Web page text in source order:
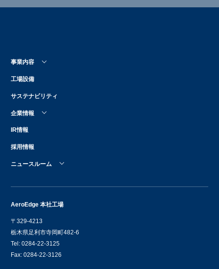
事業内容
工場設備
サステナビリティ
企業情報
IR情報
採用情報
ニュースルーム
AeroEdge 本社工場
〒329-4213
栃木県足利市寺岡町482-6
Tel: 0284-22-3125
Fax: 0284-22-3126